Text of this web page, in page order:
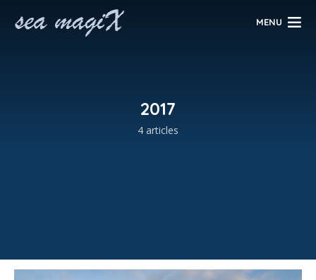
MENU
2017
4 articles